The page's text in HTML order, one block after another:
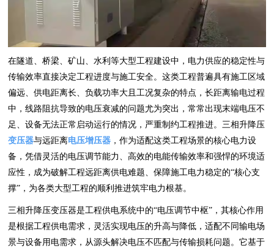
在隧道、桥梁、矿山、水利等大型工程建设中，电力供应的稳定性与
传输效率直接决定工程进度与施工安全。这类工程普遍具有施工区域
偏远、供电距离长、负载功率大且工况复杂的特点，长距离输电过程
中，线路阻抗导致的电压衰减的问题尤为突出，常常出现末端电压不
足、设备无法正常启动运行的情况，严重制约工程推进。三相升降压
变压器与远距离电压增压器 ，作为适配这类工程场景的核心电力设
备，凭借灵活的电压调节能力、高效的电能传输效率和强悍的环境适
应性，成为破解工程远距离供电难题、保障施工电力稳定的“核心支
撑”，为各类大型工程的顺利推进筑牢电力根基。
三相升降压变压器是工程供电系统中的“电压调节中枢”，其核心作用
是根据工程供电需求，灵活实现电压的升高与降低，适配不同输电场
景与设备用电需求，从源头解决电压不匹配与传输损耗问题。它基于